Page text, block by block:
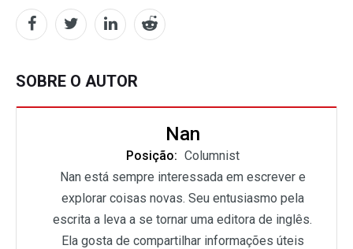
SOBRE O AUTOR
Nan
Posição: Columnist
Nan está sempre interessada em escrever e
explorar coisas novas. Seu entusiasmo pela
escrita a leva a se tornar uma editora de inglês.
Ela gosta de compartilhar informações úteis